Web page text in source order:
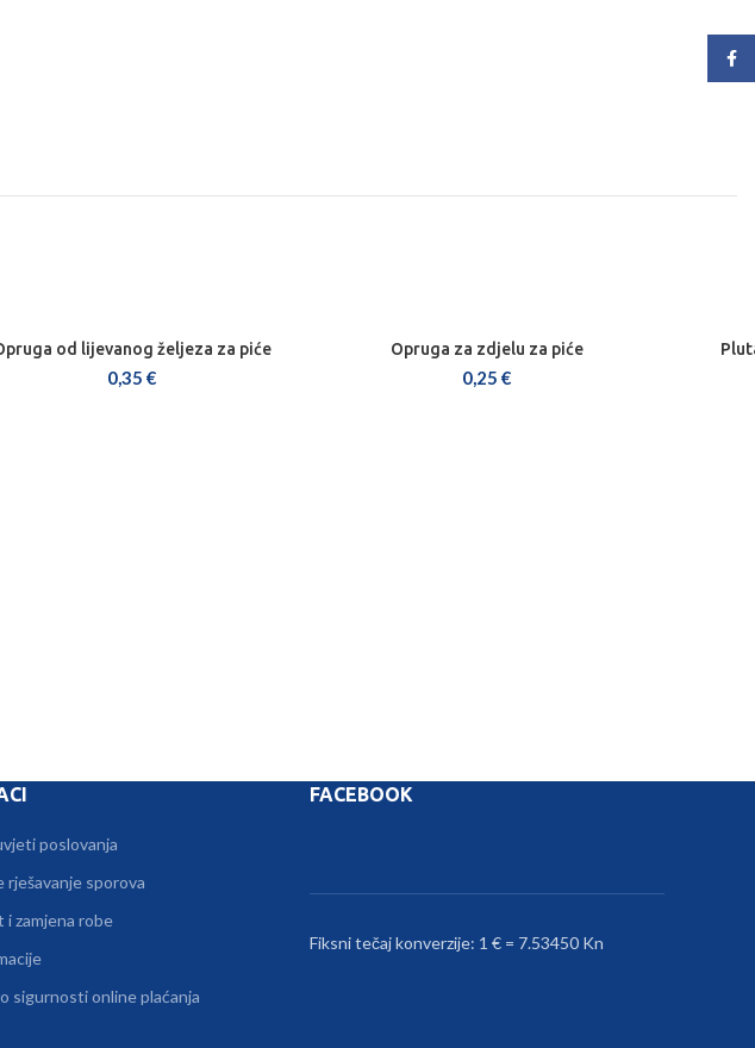
DODAJ U KOŠARICU
od lijevanog željeza za piće
0,35 €
DODAJ U KOŠARICU
Opruga za zdjelu za piće
0,25 €
poslovanja
rješavanje sporova
i zamjena robe
sigurnosti online plaćanja
FACEBOOK
Fiksni tečaj konverzije: 1 € = 7.53450 Kn